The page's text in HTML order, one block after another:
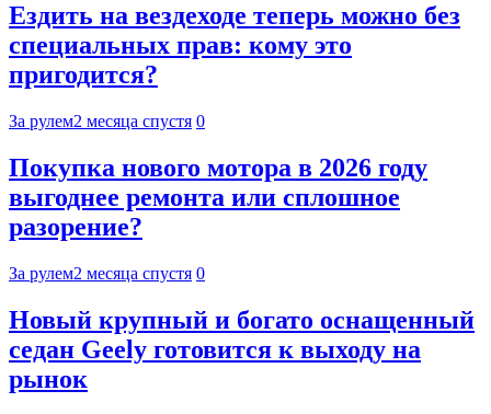
Ездить на вездеходе теперь можно без
специальных прав: кому это
пригодится?
За рулем2 месяца спустя 0
Покупка нового мотора в 2026 году
выгоднее ремонта или сплошное
разорение?
За рулем2 месяца спустя 0
Новый крупный и богато оснащенный
седан Geely готовится к выходу на
рынок